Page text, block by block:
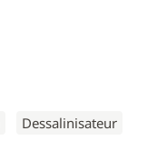
Dessalinisateur